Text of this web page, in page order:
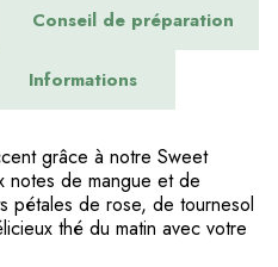
Conseil de préparation
Informations
grâce à notre Sweet
notes de mangue et de
pétales de rose, de tournesol
thé du matin avec votre